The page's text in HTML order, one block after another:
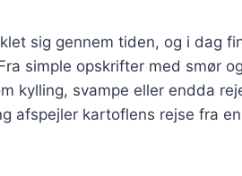
sig gennem tiden, og i dag
simple opskrifter med smør
kylling, svampe eller endda
afspejler kartoflens rejse fra